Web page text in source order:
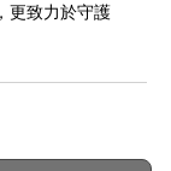
更致力於守護